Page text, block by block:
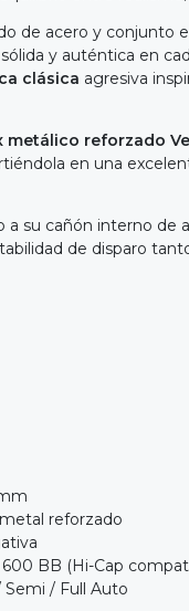
de acero y conjunto
y auténtica en
clásica agresiva
metálico reforzado
en una
a su cañón interno
de disparo
reforzado
BB (Hi-Cap
Semi / Full Auto